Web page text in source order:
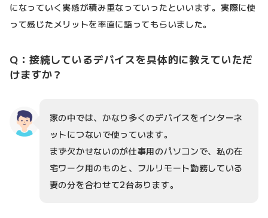
になっていく実感が積み重なっていったといいます。実際に使
って感じたメリットを率直に語ってもらいました。
Q：接続しているデバイスを具体的に教えていただ
けますか？
家の中では、かなり多くのデバイスをインターネ
ットにつないで使っています。
まず欠かせないのが仕事用のパソコンで、私の在
宅ワーク用のものと、フルリモート勤務している
妻の分を合わせて2台あります。